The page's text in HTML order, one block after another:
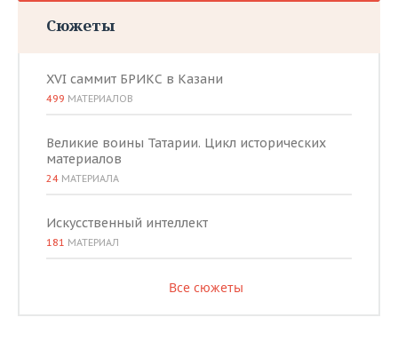
Сюжеты
XVI саммит БРИКС в Казани
499 МАТЕРИАЛОВ
Великие воины Татарии. Цикл исторических
материалов
24 МАТЕРИАЛА
Искусственный интеллект
181 МАТЕРИАЛ
Все сюжеты